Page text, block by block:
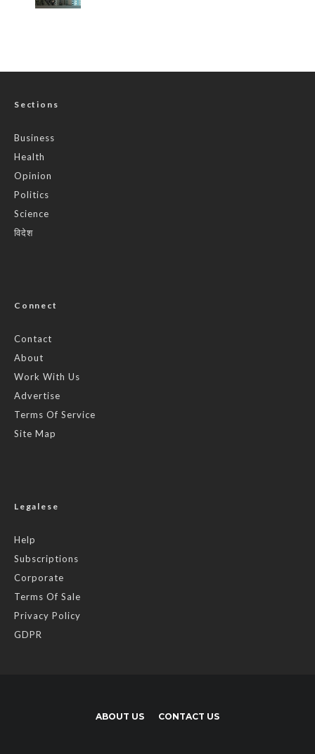
Sections
Business
Health
Opinion
Politics
Science
विदेश
Connect
Contact
About
Work With Us
Advertise
Terms Of Service
Site Map
Legalese
Help
Subscriptions
Corporate
Terms Of Sale
Privacy Policy
GDPR
ABOUT US CONTACT US